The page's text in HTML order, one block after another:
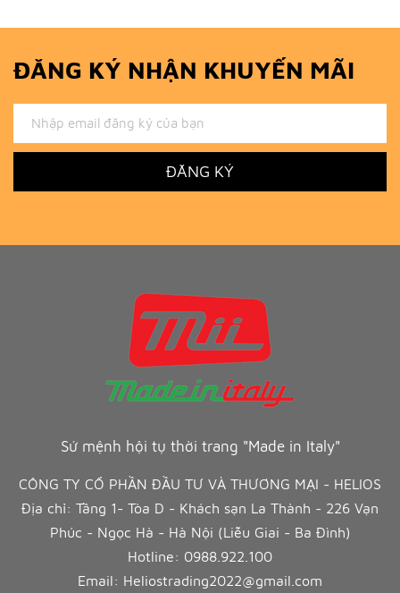
ĐĂNG KÝ NHẬN KHUYẾN MÃI
ĐĂNG KÝ
Sứ mệnh hội tụ thời trang "Made in Italy"
CÔNG TY CỔ PHẦN ĐẦU TƯ VÀ THƯƠNG MẠI - HELIOS
Địa chỉ: Tầng 1- Tòa D - Khách sạn La Thành - 226 Vạn
Phúc - Ngọc Hà - Hà Nội (Liễu Giai - Ba Đình)
Hotline: 0988.922.100
Email: Heliostrading2022@gmail.com